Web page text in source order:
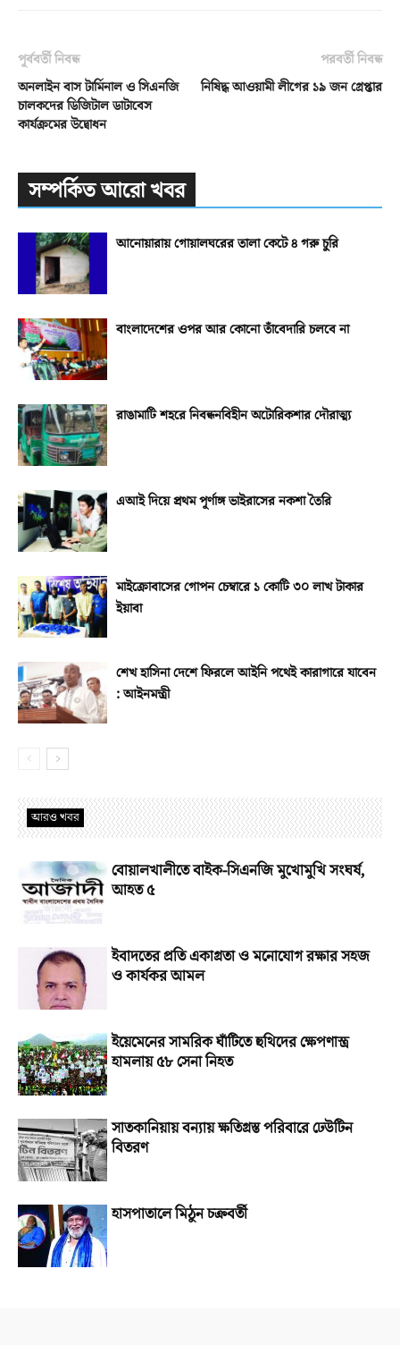
পূর্ববর্তী নিবন্ধ
অনলাইন বাস টার্মিনাল ও সিএনজি
চালকদের ডিজিটাল ডাটাবেস
কার্যক্রমের উদ্বোধন
পরবর্তী নিবন্ধ
নিষিদ্ধ আওয়ামী লীগের ১৯ জন গ্রেপ্তার
সম্পর্কিত আরো খবর
আনোয়ারায় গোয়ালঘরের তালা কেটে ৪ গরু চুরি
বাংলাদেশের ওপর আর কোনো তাঁবেদারি চলবে না
রাঙামাটি শহরে নিবন্ধনবিহীন অটোরিকশার দৌরাত্ম্য
এআই দিয়ে প্রথম পূর্ণাঙ্গ ভাইরাসের নকশা তৈরি
মাইক্রোবাসের গোপন চেম্বারে ১ কোটি ৩০ লাখ টাকার
ইয়াবা
শেখ হাসিনা দেশে ফিরলে আইনি পথেই কারাগারে যাবেন
: আইনমন্ত্রী
আরও খবর
বোয়ালখালীতে বাইক-সিএনজি মুখোমুখি সংঘর্ষ,
আহত ৫
ইবাদতের প্রতি একাগ্রতা ও মনোযোগ রক্ষার সহজ
ও কার্যকর আমল
ইয়েমেনের সামরিক ঘাঁটিতে হুথিদের ক্ষেপণাস্ত্র
হামলায় ৫৮ সেনা নিহত
সাতকানিয়ায় বন্যায় ক্ষতিগ্রস্ত পরিবারে ঢেউটিন
বিতরণ
হাসপাতালে মিঠুন চক্রবর্তী